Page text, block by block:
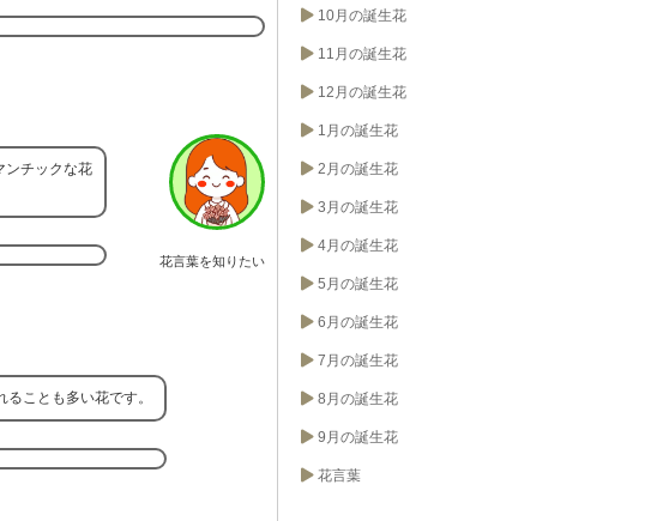
花言葉を知りたい
ンチックな花
ことも多い花です。
10月の誕生花
11月の誕生花
12月の誕生花
1月の誕生花
2月の誕生花
3月の誕生花
4月の誕生花
5月の誕生花
6月の誕生花
7月の誕生花
8月の誕生花
9月の誕生花
花言葉